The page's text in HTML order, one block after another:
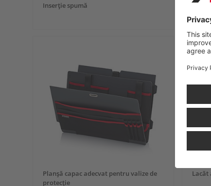
Inserţie spumă
Planşă capac adecvat pentru valize de
protecţie
Lacăt